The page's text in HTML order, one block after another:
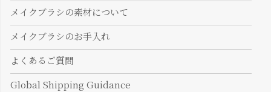
メイクブラシの素材について
メイクブラシのお手入れ
よくあるご質問
Global Shipping Guidance